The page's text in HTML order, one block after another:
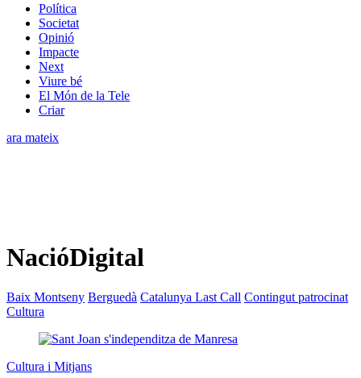
Política
Societat
Opinió
Impacte
Next
Viure bé
El Món de la Tele
Criar
ara mateix
NacióDigital
Baix Montseny Berguedà Catalunya Last Call Contingut patrocinat
Cultura
Cultura i Mitjans